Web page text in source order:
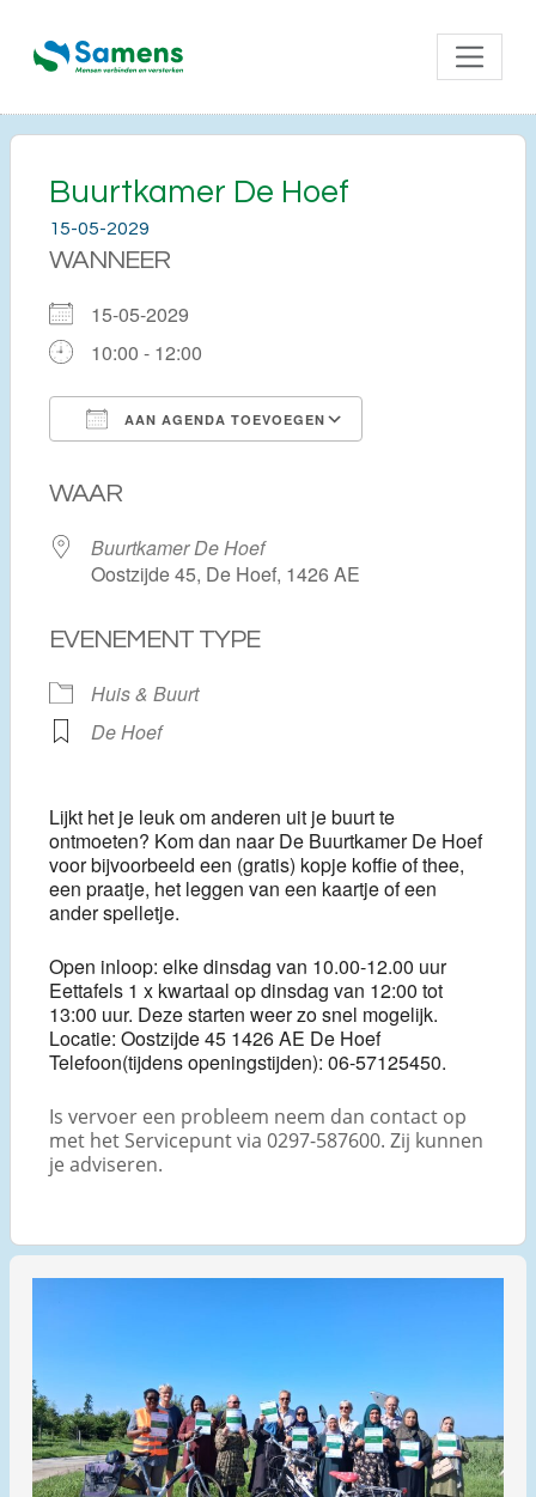
Buurtkamer De Hoef
15-05-2029
WANNEER
15-05-2029
10:00 - 12:00
AAN AGENDA TOEVOEGEN
WAAR
Buurtkamer De Hoef
Oostzijde 45, De Hoef, 1426 AE
EVENEMENT TYPE
Huis & Buurt
De Hoef
Lijkt het je leuk om anderen uit je buurt te
ontmoeten? Kom dan naar De Buurtkamer De Hoef
voor bijvoorbeeld een (gratis) kopje koffie of thee,
een praatje, het leggen van een kaartje of een
ander spelletje.
Open inloop: elke dinsdag van 10.00-12.00 uur
Eettafels 1 x kwartaal op dinsdag van 12:00 tot
13:00 uur. Deze starten weer zo snel mogelijk.
Locatie: Oostzijde 45 1426 AE De Hoef
Telefoon(tijdens openingstijden): 06-57125450.
Is vervoer een probleem neem dan contact op
met het Servicepunt via 0297-587600. Zij kunnen
je adviseren.